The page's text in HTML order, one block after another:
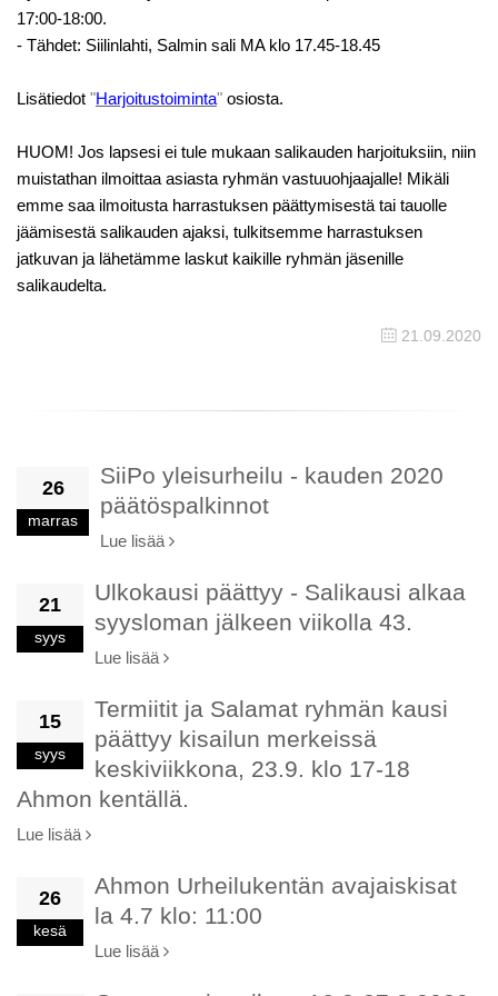
17:00-18:00.
- Tähdet: Siilinlahti, Salmin sali MA klo 17.45-18.45
Lisätiedot "Harjoitustoiminta" osiosta.
HUOM! Jos lapsesi ei tule mukaan salikauden harjoituksiin, niin
muistathan ilmoittaa asiasta ryhmän vastuuohjaajalle! Mikäli
emme saa ilmoitusta harrastuksen päättymisestä tai tauolle
jäämisestä salikauden ajaksi, tulkitsemme harrastuksen
jatkuvan ja lähetämme laskut kaikille ryhmän jäsenille
salikaudelta.
21.09.2020
26
marras
SiiPo yleisurheilu - kauden 2020
päätöspalkinnot
Lue lisää
21
syys
Ulkokausi päättyy - Salikausi alkaa
syysloman jälkeen viikolla 43.
Lue lisää
15
syys
Termiitit ja Salamat ryhmän kausi
päättyy kisailun merkeissä
keskiviikkona, 23.9. klo 17-18
Ahmon kentällä.
Lue lisää
26
kesä
Ahmon Urheilukentän avajaiskisat
la 4.7 klo: 11:00
Lue lisää